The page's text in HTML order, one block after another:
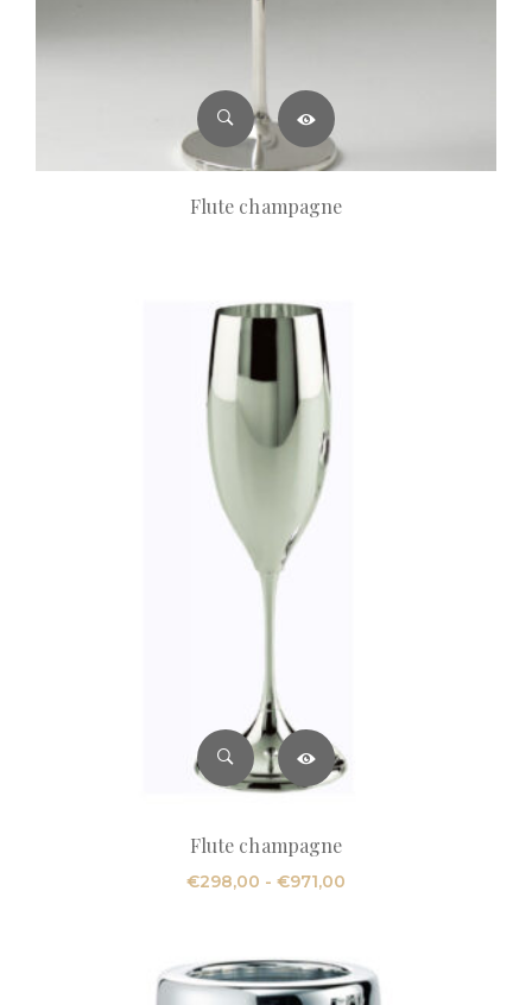
Flute champagne
Flute champagne
€298,00 - €971,00
da
€298,00